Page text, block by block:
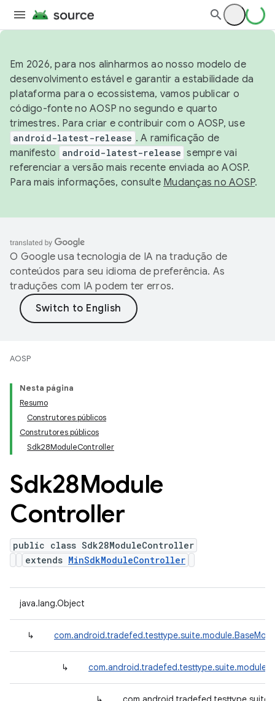
Em 2026, para nos alinharmos ao nosso modelo de
desenvolvimento estável e garantir a estabilidade da
plataforma para o ecossistema, vamos publicar o
código-fonte no AOSP no segundo e quarto
trimestres. Para criar e contribuir com o AOSP, use
android-latest-release . A ramificação de
manifesto
android-latest-release sempre vai
referenciar a versão mais recente enviada ao AOSP.
Para mais informações, consulte Mudanças no AOSP.
O Google usa tecnologia de IA na tradução de
conteúdos para seu idioma de preferência. As
traduções com IA podem ter erros.
AOSP
Nesta página
Resumo
Construtores públicos
Construtores públicos
Sdk28ModuleController
Sdk28Module
Controller
public class Sdk28ModuleController
extends MinSdkModuleController
java.lang.Object
↳
↳